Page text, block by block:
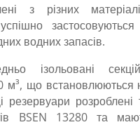
з різних
водних запасів.
ізольовані
м³, що встановлюються
розроблені
BSEN 13280 та